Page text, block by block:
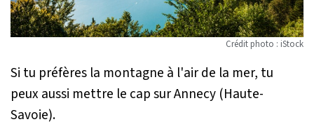
Crédit photo : iStock
Si tu préfères la montagne à l'air de la mer, tu
peux aussi mettre le cap sur Annecy (Haute-
Savoie).